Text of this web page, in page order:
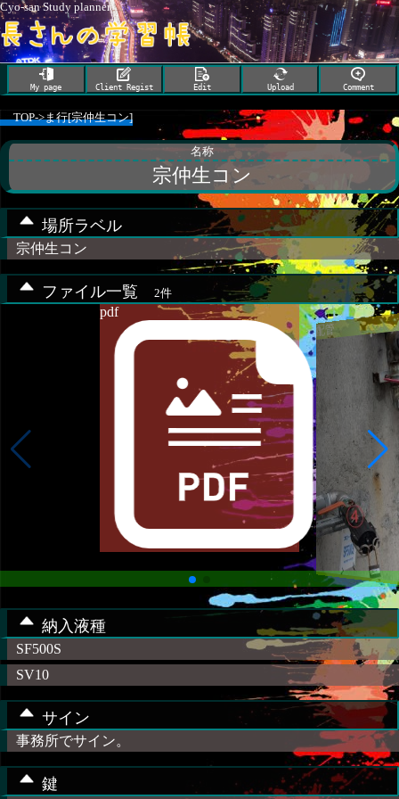
Cyo-san Study planner
My page Client Regist Edit Upload Comment
TOP->ま行[宗仲生コン]
名称
宗仲生コン
場所ラベル
宗仲生コン
ファイル一覧 2件
pdf
配管
納入液種
SF500S
SV10
サイン
事務所でサイン。
鍵